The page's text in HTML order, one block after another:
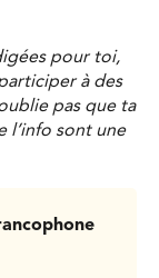
pour toi,
à des
pas que ta
l’info sont une